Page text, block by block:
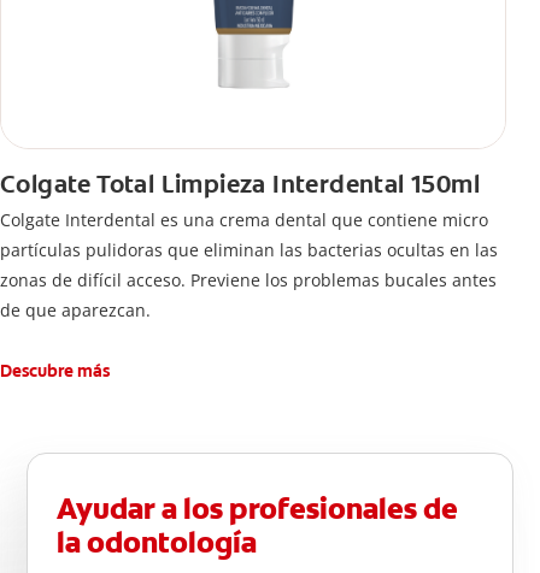
Colgate Total Limpieza Interdental 150ml
Colgate Interdental es una crema dental que contiene micro
partículas pulidoras que eliminan las bacterias ocultas en las
zonas de difícil acceso. Previene los problemas bucales antes
de que aparezcan.
Descubre más
Ayudar a los profesionales de
la odontología